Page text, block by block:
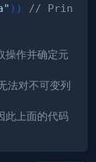
) )
// Prin
作并确定元
对不可变列
上面的代码